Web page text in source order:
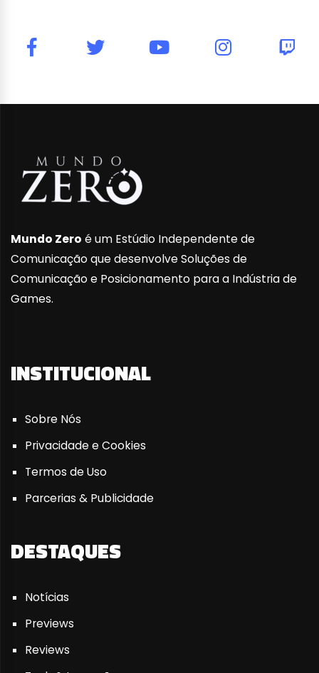
Mundo Zero é um Estúdio Independente de
Comunicação que desenvolve Soluções de
Comunicação e Posicionamento para a Indústria de
Games.
INSTITUCIONAL
Sobre Nós
Privacidade e Cookies
Termos de Uso
Parcerias & Publicidade
DESTAQUES
Notícias
Previews
Reviews